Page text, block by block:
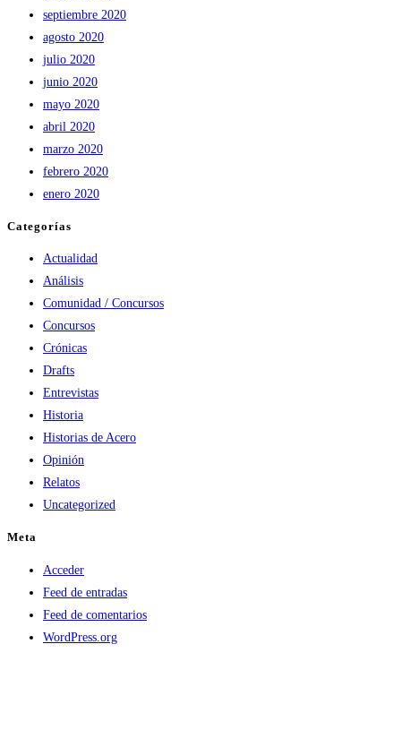
septiembre 2020
agosto 2020
julio 2020
junio 2020
mayo 2020
abril 2020
marzo 2020
febrero 2020
enero 2020
Categorías
Actualidad
Análisis
Comunidad / Concursos
Concursos
Crónicas
Drafts
Entrevistas
Historia
Historias de Acero
Opinión
Relatos
Uncategorized
Meta
Acceder
Feed de entradas
Feed de comentarios
WordPress.org